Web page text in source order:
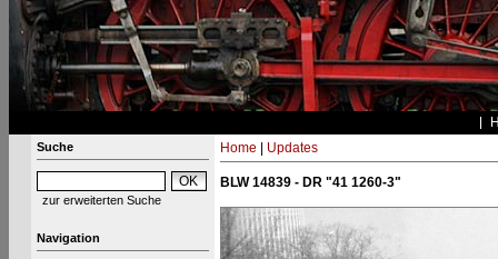
Suche
zur erweiterten Suche
Navigation
Home Updates
BLW 14839 - DR "41 1260-3"